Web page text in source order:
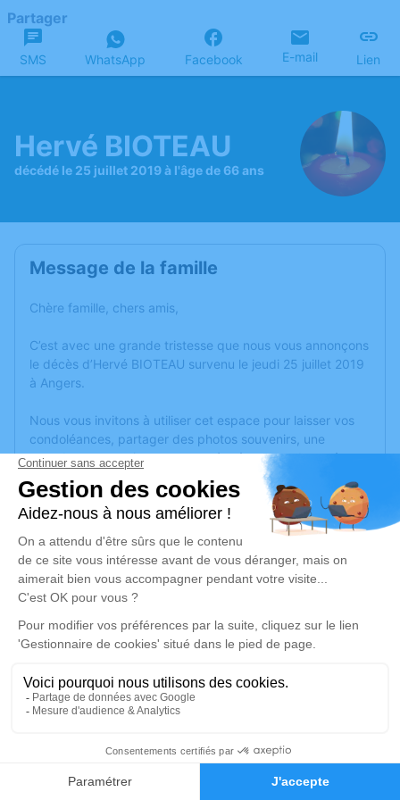
Faire-part Hommages
Partager
SMS WhatsApp Facebook E-mail Lien
Hervé BIOTEAU
décédé le 25 juillet 2019 à l'âge de 66 ans
Message de la famille
Chère famille, chers amis,
C’est avec une grande tristesse que nous vous annonçons
le décès d’Hervé BIOTEAU survenu le jeudi 25 juillet 2019
à Angers.
Nous vous invitons à utiliser cet espace pour laisser vos
condoléances, partager des photos souvenirs, une
anecdote ou exprimer vos pensées à travers des poèmes
ou des textes. Cet endroit est un lieu d'expression dédié à
honorer la mémoire d’Hervé BIOTEAU.
Un service de plantation d’arbre hommage estdisponible
mercredi 31 juillet 2019 à 10h00
Information indisponible
Je rends hommage